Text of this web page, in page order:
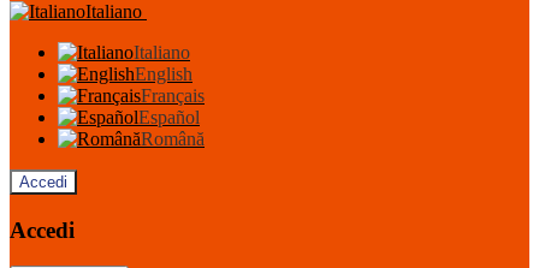
Italiano
Italiano
English
Français
Español
Română
Accedi
Accedi